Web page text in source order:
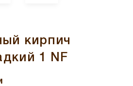
кирпич
1 NF